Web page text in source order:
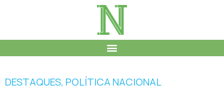
DESTAQUES, POLÍTICA NACIONAL